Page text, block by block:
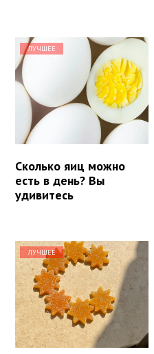
ЛУЧШЕЕ
Сколько яиц можно
есть в день? Вы
удивитесь
ЛУЧШЕЕ